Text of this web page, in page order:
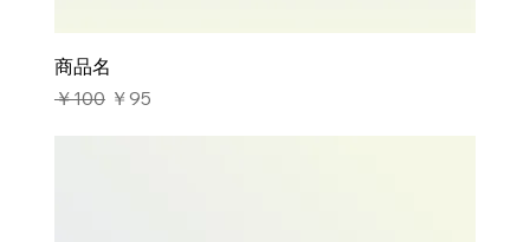
商品名
通常価格
￥100 セール価格
￥95